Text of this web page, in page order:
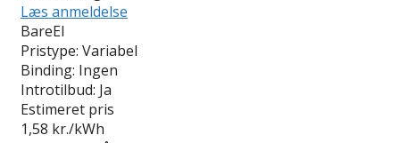
Læs anmeldelse
BareEl
Pristype: Variabel
Binding: Ingen
Introtilbud: Ja
Estimeret pris
1,58 kr./kWh